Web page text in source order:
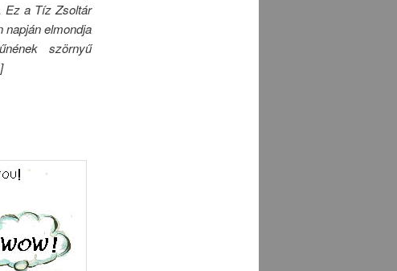
Ez a Tíz Zsoltár
napján elmondja
szörnyű